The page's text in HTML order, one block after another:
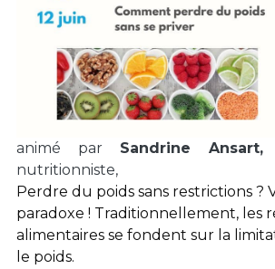
animé par Sandrine Ansart,
nutritionniste,
Perdre du poids sans restrictions ?
paradoxe ! Traditionnellement, les
alimentaires se fondent sur la
le poids.